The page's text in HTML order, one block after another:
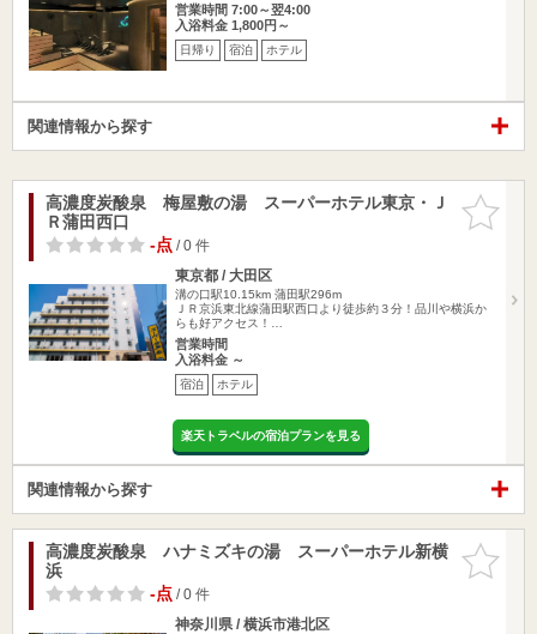
営業時間 7:00～翌4:00
入浴料金 1,800円～
日帰り 宿泊 ホテル
関連情報から探す
お気に入
りに追加
高濃度炭酸泉 梅屋敷の湯 スーパーホテル東京・Ｊ
Ｒ蒲田西口
-点/ 0 件
東京都 / 大田区
溝の口駅10.15km 蒲田駅296m
ＪＲ京浜東北線蒲田駅西口より徒歩約３分！品川や横浜か
らも好アクセス！…
営業時間
入浴料金 ～
宿泊 ホテル
楽天トラベルの宿泊プランを見る
関連情報から探す
お気に入
りに追加
高濃度炭酸泉 ハナミズキの湯 スーパーホテル新横
浜
-点/ 0 件
神奈川県 / 横浜市港北区